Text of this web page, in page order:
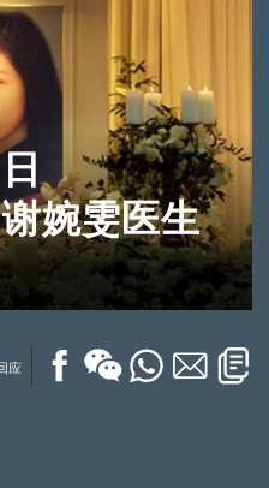
婉雯医生
应